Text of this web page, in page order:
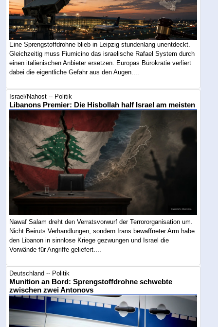
Eine Sprengstoffdrohne blieb in Leipzig stundenlang unentdeckt.
Gleichzeitig muss Fiumicino das israelische Rafael System durch
einen italienischen Anbieter ersetzen. Europas Bürokratie verliert
dabei die eigentliche Gefahr aus den Augen....
Israel/Nahost -- Politik
Libanons Premier: Die Hisbollah half Israel am meisten
Nawaf Salam dreht den Verratsvorwurf der Terrororganisation um.
Nicht Beiruts Verhandlungen, sondern Irans bewaffneter Arm habe
den Libanon in sinnlose Kriege gezwungen und Israel die
Vorwände für Angriffe geliefert....
Deutschland -- Politik
Munition an Bord: Sprengstoffdrohne schwebte
zwischen zwei Antonovs